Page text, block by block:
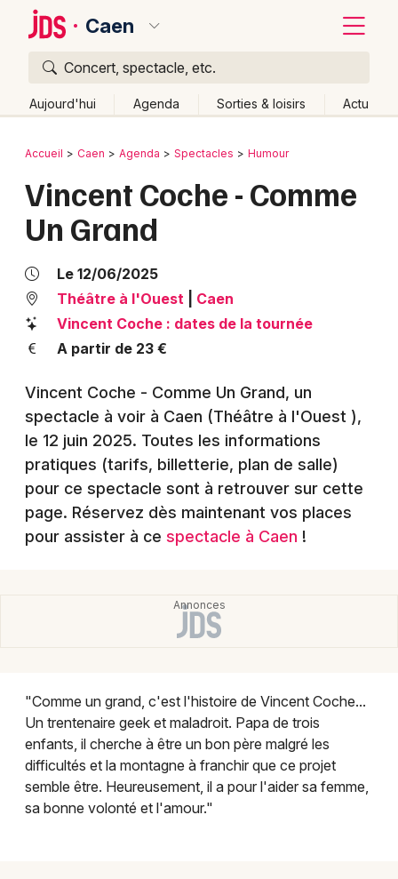
Caen
Concert, spectacle, etc.
Aujourd'hui Agenda Sorties & loisirs Actu
Publier un événement
Grands événements
Activité & Expérience
Manifestations
Foires & salons
Spectacles
Concerts
Sports
Humour dans le Calvados
Humour en Basse-Normandie
Humour en Normandie
Bordeaux
Colmar
Lyon
Marseille
Nantes
Paris
Retour
Accueil Caen Agenda Spectacles Humour
Vincent Coche - Comme
Un Grand
Le 12/06/2025
Théâtre à l'Ouest
Caen
Vincent Coche : dates de la tournée
A partir de 23 €
Vincent Coche - Comme Un Grand, un
spectacle à voir à Caen (Théâtre à l'Ouest ),
le 12 juin 2025. Toutes les informations
pratiques (tarifs, billetterie, plan de salle)
pour ce spectacle sont à retrouver sur cette
page. Réservez dès maintenant vos places
pour assister à ce spectacle à Caen !
"Comme un grand, c'est l'histoire de Vincent Coche...
Un trentenaire geek et maladroit. Papa de trois
enfants, il cherche à être un bon père malgré les
difficultés et la montagne à franchir que ce projet
semble être. Heureusement, il a pour l'aider sa femme,
sa bonne volonté et l'amour."
Quoi ?
Où ?
Partout
Près de moi Changer de lieu
Quand ?
Aujourd'hui
Demain